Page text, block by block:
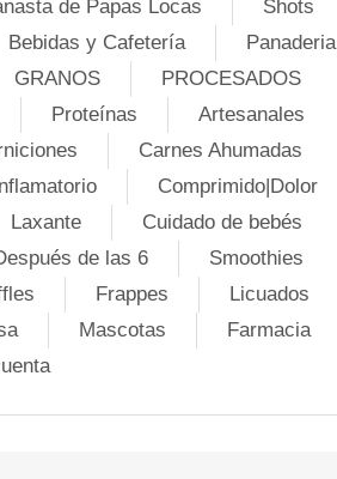
de Papas Locas
Shots
Bebidas y Cafetería
Panaderia
GRANOS
PROCESADOS
Proteínas
Artesanales
Carnes Ahumadas
Comprimido|Dolor
Laxante
Cuidado de bebés
de las 6
Smoothies
Frappes
Licuados
Mascotas
Farmacia